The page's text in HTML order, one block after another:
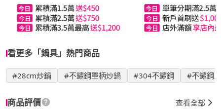
看更多「鍋具」熱門商品
#28cm炒鍋 #不鏽鋼單柄炒鍋 #304不鏽鋼 #不鏽鋼
商品評價 查看全部